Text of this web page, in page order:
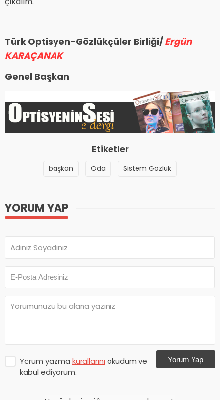
Türk Optisyen-Gözlükçüler Birliği/ Ergün
KARAÇANAK
Genel Başkan
Etiketler
başkan Oda Sistem Gözlük
YORUM YAP
Yorum yazma kurallarını okudum ve
kabul ediyorum.
Yorum Yap